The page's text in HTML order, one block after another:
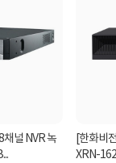
널 NVR 녹
[한화비
XRN-